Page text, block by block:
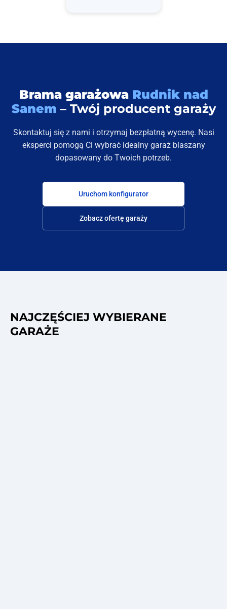
Brama garażowa Rudnik nad
Sanem – Twój producent garaży
Skontaktuj się z nami i otrzymaj bezpłatną wycenę. Nasi
eksperci pomogą Ci wybrać idealny garaż blaszany
dopasowany do Twoich potrzeb.
Uruchom konfigurator
Zobacz ofertę garaży
NAJCZĘŚCIEJ WYBIERANE
GARAŻE